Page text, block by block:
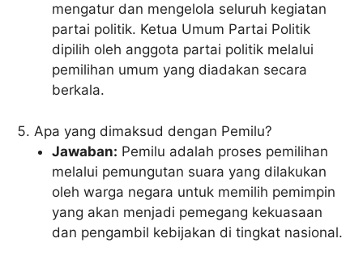
mengatur dan mengelola seluruh kegiatan
partai politik. Ketua Umum Partai Politik
dipilih oleh anggota partai politik melalui
pemilihan umum yang diadakan secara
berkala.
Apa yang dimaksud dengan Pemilu?
Jawaban: Pemilu adalah proses pemilihan
melalui pemungutan suara yang dilakukan
oleh warga negara untuk memilih pemimpin
yang akan menjadi pemegang kekuasaan
dan pengambil kebijakan di tingkat nasional.